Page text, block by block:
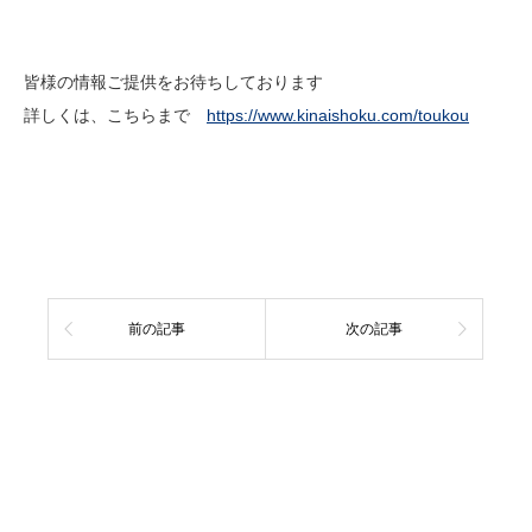
皆様の情報ご提供をお待ちしております
詳しくは、こちらまで https://www.kinaishoku.com/toukou
前の記事 次の記事